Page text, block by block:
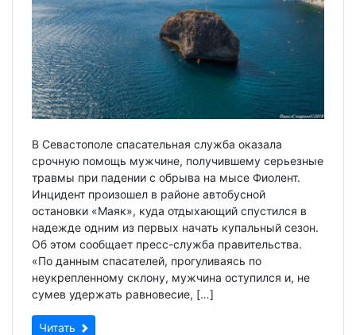
В Севастополе спасательная служба оказала
срочную помощь мужчине, получившему серьезные
травмы при падении с обрыва на мысе Фиолент.
Инцидент произошел в районе автобусной
остановки «Маяк», куда отдыхающий спустился в
надежде одним из первых начать купальный сезон.
Об этом сообщает пресс-служба правительства.
«По данным спасателей, прогуливаясь по
неукрепленному склону, мужчина оступился и, не
сумев удержать равновесие, […]
Читать